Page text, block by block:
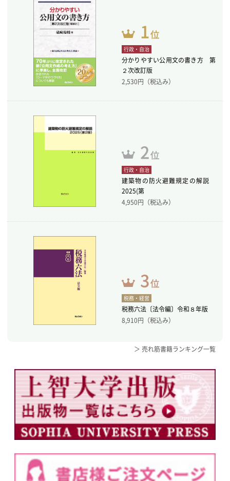
行政・自治
分かりやすい公用文の書き方 第
２次改訂版
2,530円（税込み）
行政・自治
建築物の防火避難規定の解説
2025(第
4,950円（税込み）
税務・経営
税務六法〔法令編〕令和８年版
8,910円（税込み）
＞ 売れ筋書籍ランキング一覧